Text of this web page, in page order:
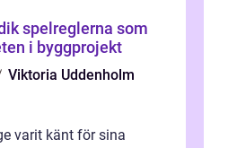
som
i byggprojekt
Viktoria Uddenholm
varit känt för sina